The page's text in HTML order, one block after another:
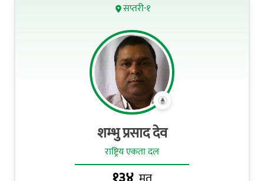
सप्तरी-१
शम्भु प्रसाद देव
राष्ट्रिय एकता दल